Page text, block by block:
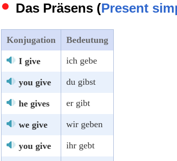
Das Präsens (Present
Konjugation Bedeutung
I give ich gebe
you give du gibst
he gives er gibt
we give wir geben
you give ihr gebt